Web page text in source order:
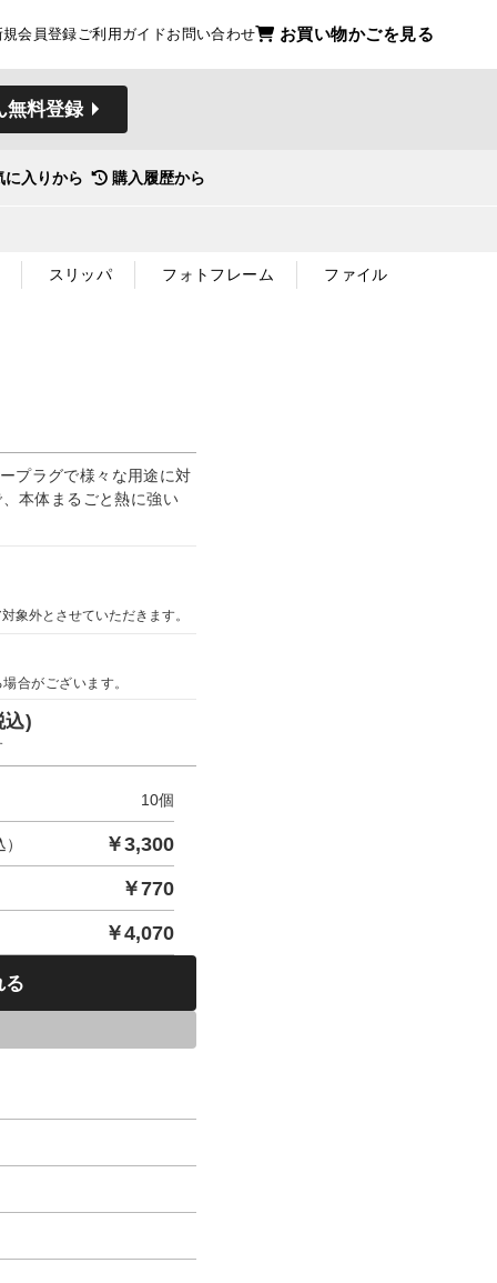
規会員登録ご利用ガイドお問い合わせ お買い物かごを見る
無料登録
に入りから 購入履歴から
スリッパ フォトフレーム ファイル
プラグで様々な用途に対
本体まるごと熱に強い
象外とさせていただきます。
合がございます。
込)
10個
￥3,300
￥770
￥4,070
る